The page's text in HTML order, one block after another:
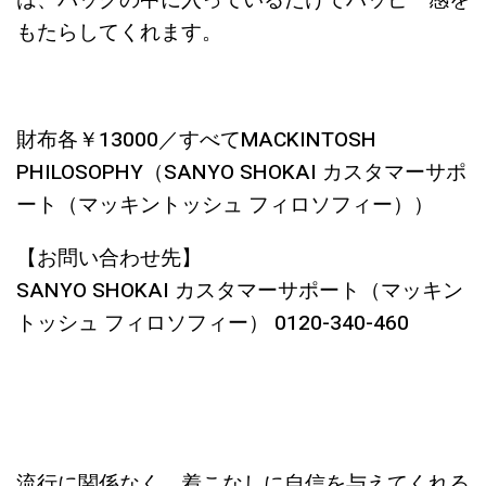
もたらしてくれます。
財布各￥13000／すべてMACKINTOSH
PHILOSOPHY（SANYO SHOKAI カスタマーサポ
ート（マッキントッシュ フィロソフィー））
【お問い合わせ先】
SANYO SHOKAI カスタマーサポート（マッキン
トッシュ フィロソフィー） 0120-340-460